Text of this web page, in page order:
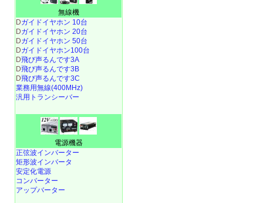
無線機
Dガイドイヤホン 10台
Dガイドイヤホン 20台
Dガイドイヤホン 50台
Dガイドイヤホン100台
D飛び声るんです3A
D飛び声るんです3B
D飛び声るんです3C
業務用無線(400MHz)
汎用トランシーバー
電源機器
正弦波インバーター
矩形波インバータ
安定化電源
コンバーター
アップバーター